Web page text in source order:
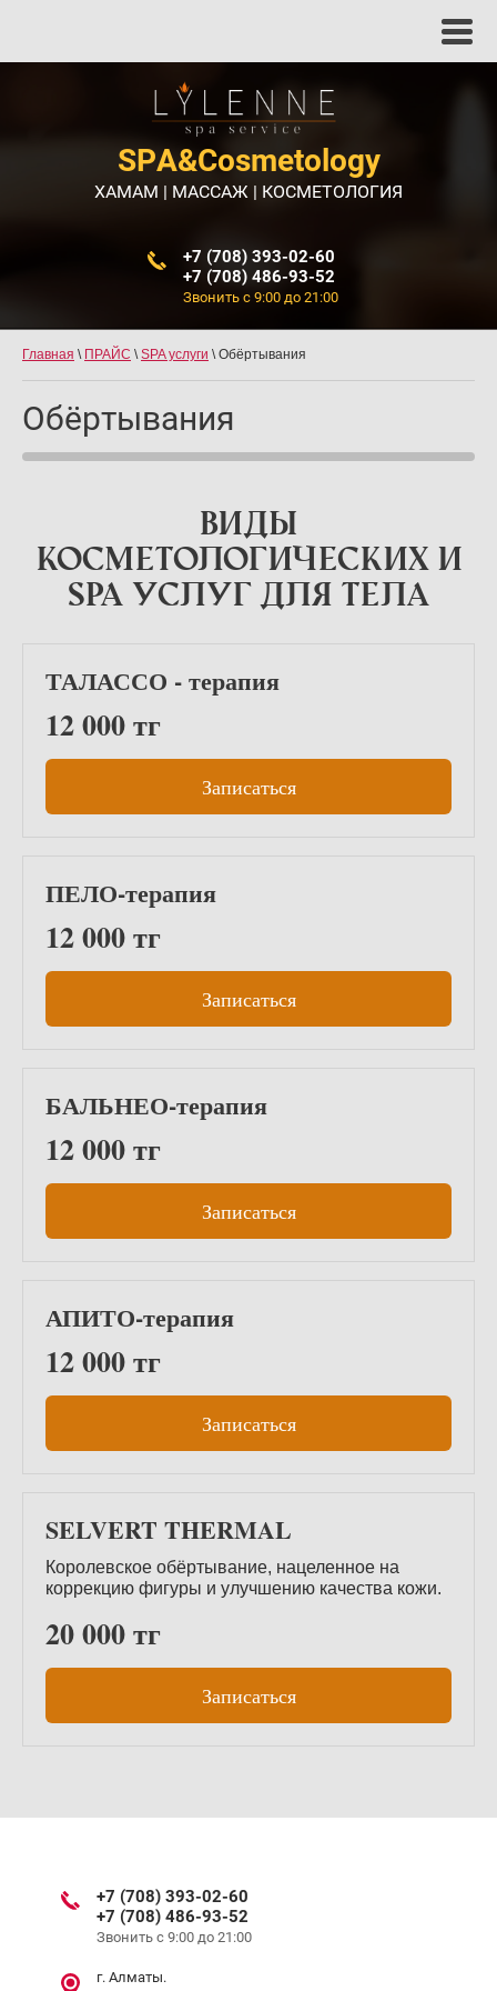
Косметолог
SPA&Cosmetology
ХАМАМ | МАССАЖ | КОСМЕТОЛОГИЯ
+7 (708) 393-02-60
+7 (708) 486-93-52
Звонить с 9:00 до 21:00
Главная \ ПРАЙС \ SPA услуги \ Обёртывания
Обёртывания
Виды
косметологических и
SPA услуг для тела
ТАЛАССО - терапия
12 000 тг
Записаться
ПЕЛО-терапия
12 000 тг
Записаться
БАЛЬНЕО-терапия
12 000 тг
Записаться
АПИТО-терапия
12 000 тг
Записаться
SELVERT THERMAL
Королевское обёртывание, нацеленное на
коррекцию фигуры и улучшению качества кожи.
20 000 тг
Записаться
+7 (708) 393-02-60
+7 (708) 486-93-52
Звонить с 9:00 до 21:00
г. Алматы.